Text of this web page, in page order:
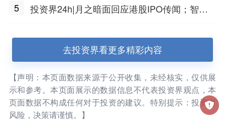
5
投资界24h|月之暗面回应港股IPO传闻；智元
去投资界看更多精彩内容
【声明：本页面数据来源于公开收集，未经核实，仅供展
示和参考。本页面展示的数据信息不代表投资界观点，本
页面数据不构成任何对于投资的建议。特别提示：投资有
风险，决策请谨慎。】